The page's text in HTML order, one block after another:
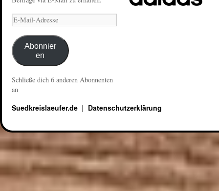
Abonnier
en
Schließe dich 6 anderen Abonnenten
an
Suedkreislaeufer.de Datenschutzerklärung